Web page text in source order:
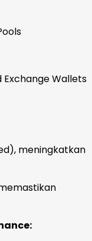
Exchange Wallets
meningkatkan